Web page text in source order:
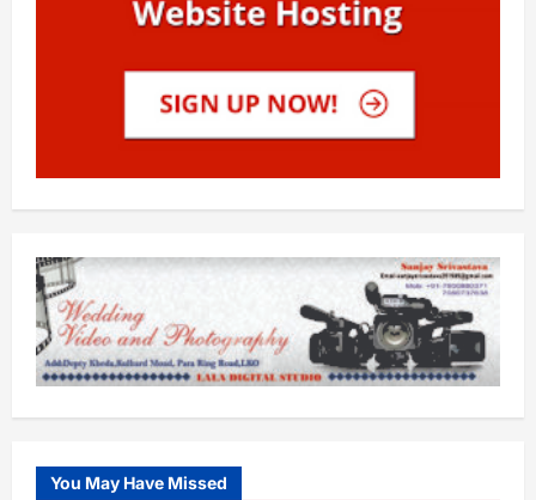
You May Have Missed